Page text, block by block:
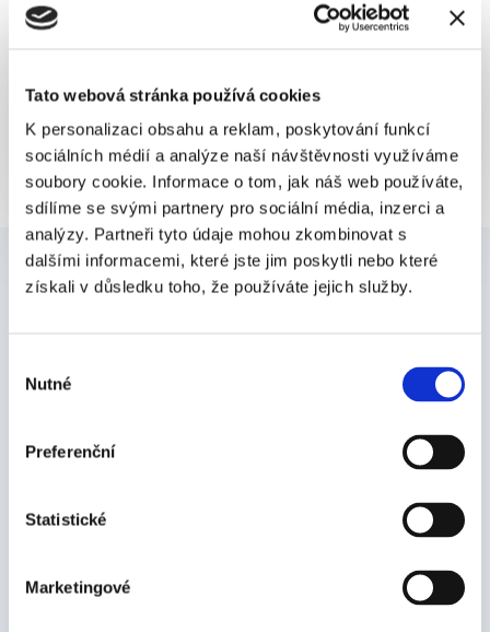
Tato webová stránka používá cookies
K personalizaci obsahu a reklam, poskytování funkcí
sociálních médií a analýze naší návštěvnosti využíváme
soubory cookie. Informace o tom, jak náš web používáte,
sdílíme se svými partnery pro sociální média, inzerci a
analýzy. Partneři tyto údaje mohou zkombinovat s
dalšími informacemi, které jste jim poskytli nebo které
získali v důsledku toho, že používáte jejich služby.
souhlasu
Nutné
Preferenční
Statistické
Marketingové
Články
dokumentům.
A ukazujeme, že to není zas taková věda.